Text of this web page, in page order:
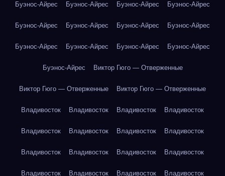
Буэнос-Айрес Буэнос-Айрес Буэнос-Айрес Буэнос-Айрес
Буэнос-Айрес Буэнос-Айрес Буэнос-Айрес Буэнос-Айрес
Буэнос-Айрес Буэнос-Айрес Буэнос-Айрес Буэнос-Айрес
Буэнос-Айрес Виктор Гюго — Отверженные
Виктор Гюго — Отверженные Виктор Гюго — Отверженные
Владивосток Владивосток Владивосток Владивосток
Владивосток Владивосток Владивосток Владивосток
Владивосток Владивосток Владивосток Владивосток
Владивосток Владивосток Владивосток Владивосток